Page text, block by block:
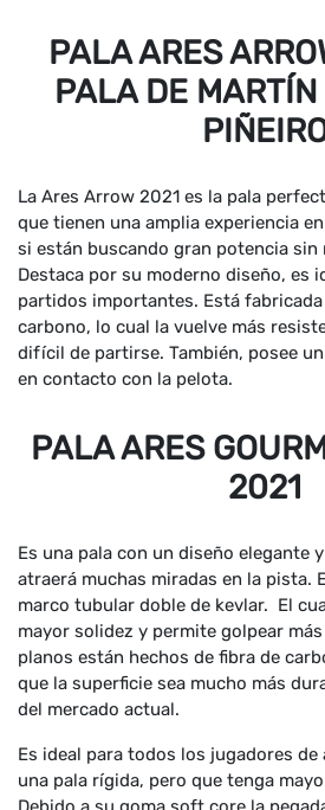
PALA ARES
PALA DE
La Ares Arrow 2021 es la pala
que tienen una amplia experiencia
si están buscando gran potencia
Destaca por su moderno diseño, es
partidos importantes. Está
carbono, lo cual la vuelve más
difícil de partirse. También, posee
en contacto con la pelota.
PALA ARES
2021
Es una pala con un diseño elegante
atraerá muchas miradas en la pista.
marco tubular doble de kevlar. El
mayor solidez y permite golpear
planos están hechos de fibra de
que la superficie sea mucho más
del mercado actual.
Es ideal para todos los jugadores
una pala rígida, pero que tenga